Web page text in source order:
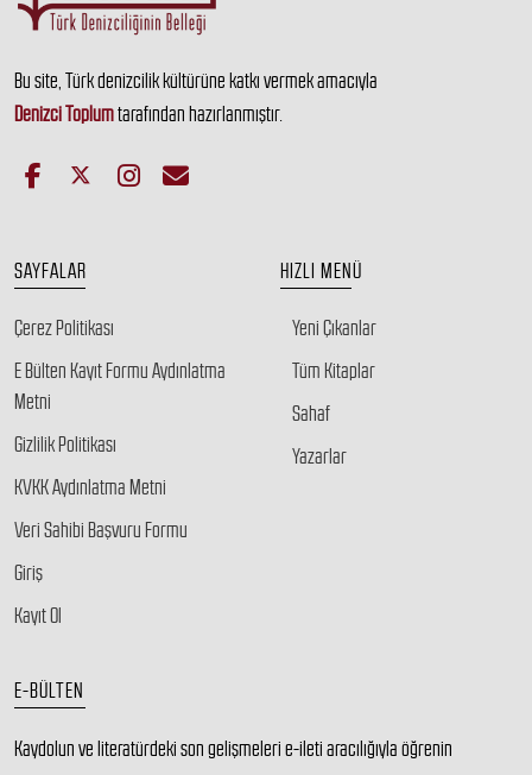
Bu site, Türk denizcilik kültürüne katkı vermek amacıyla
Denizci Toplumtarafından hazırlanmıştır.
SAYFALAR
Çerez Politikası
E Bülten Kayıt Formu Aydınlatma
Metni
Gizlilik Politikası
KVKK Aydınlatma Metni
Veri Sahibi Başvuru Formu
Giriş
Kayıt Ol
HIZLI MENÜ
Yeni Çıkanlar
Tüm Kitaplar
Sahaf
Yazarlar
E-BÜLTEN
Kaydolun ve literatürdeki son gelişmeleri e-ileti aracılığıyla öğrenin